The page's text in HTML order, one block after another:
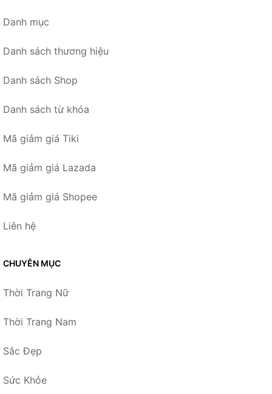
Danh mục
Danh sách thương hiệu
Danh sách Shop
Danh sách từ khóa
Mã giảm giá Tiki
Mã giảm giá Lazada
Mã giảm giá Shopee
Liên hệ
CHUYÊN MỤC
Thời Trang Nữ
Thời Trang Nam
Sắc Đẹp
Sức Khỏe